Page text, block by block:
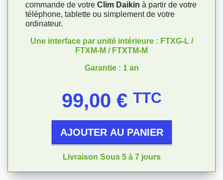
commande de votre Clim Daikin à partir de votre
téléphone, tablette ou simplement de votre
ordinateur.
Une interface par unité intérieure : FTXG-L /
FTXM-M / FTXTM-M
Garantie : 1 an
99,00 € TTC
AJOUTER AU PANIER
Livraison Sous 5 à 7 jours